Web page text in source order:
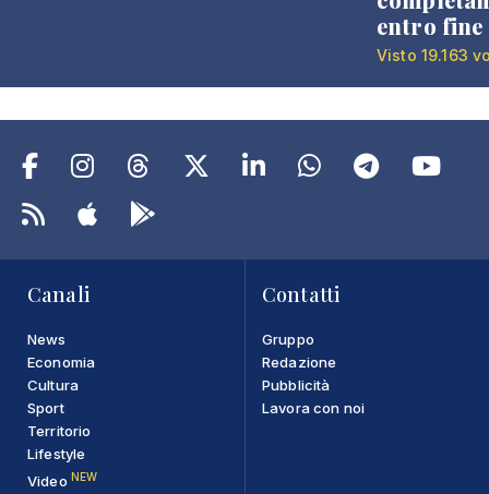
entro fine
Visto 19.163
Canali
News
Economia
Cultura
Sport
Territorio
Lifestyle
Video NEW
Contatti
Gruppo
Redazione
Pubblicità
Lavora con noi